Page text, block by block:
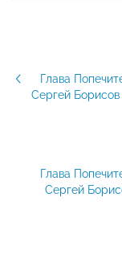
Глава
Сергей
Глава
Сергей